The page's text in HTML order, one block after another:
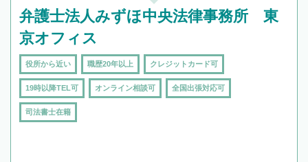
弁護士法人みずほ中央法律事務所 東
京オフィス
役所から近い 職歴20年以上 クレジットカード可
19時以降TEL可 オンライン相談可 全国出張対応可
司法書士在籍